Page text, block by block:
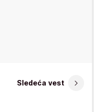
Sledeća vest